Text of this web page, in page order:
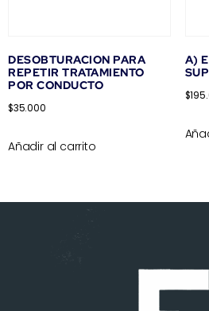
DESOBTURACION PARA
REPETIR TRATAMIENTO
POR CONDUCTO
$35.000
Añadir al carrito
A)
$